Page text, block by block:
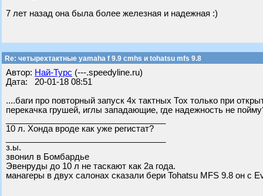
7 лет назад она была более железная и надежная :)
Re: четырехтактные yamaha f 9.9 cmhs и tohatsu mfs 9.8
Автор: Най-Турс (---.speedyline.ru)
Дата: 20-01-18 08:51
....баги про повторный запуск 4х тактных Тох только при
перекачка грушей, иглы западающие, где надежность не
10 л. Хонда вроде как уже регистат?
з.ы.
звонил в Бомбардье
Эвенруды до 10 л не таскают как 2а года.
манагеры в двух салонах сказали бери Tohatsu MFS 9.8 он с